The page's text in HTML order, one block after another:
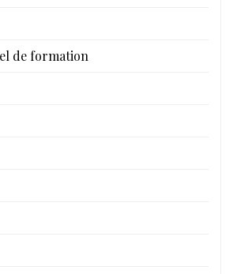
de formation